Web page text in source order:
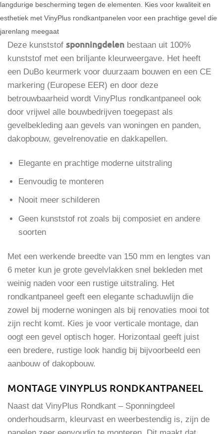
langdurige bescherming tegen de elementen. Kies voor kwaliteit en
esthetiek met VinyPlus rondkantpanelen voor een prachtige gevel die
jarenlang meegaat
Deze kunststof sponningdelen bestaan uit 100%
kunststof met een briljante kleurweergave. Het heeft
een DuBo keurmerk voor duurzaam bouwen en een CE
markering (Europese EER) en door deze
betrouwbaarheid wordt VinyPlus rondkantpaneel ook
door vrijwel alle bouwbedrijven toegepast als
gevelbekleding aan gevels van woningen en panden,
dakopbouw, gevelrenovatie en dakkapellen.
Elegante en prachtige moderne uitstraling
Eenvoudig te monteren
Nooit meer schilderen
Geen kunststof rot zoals bij composiet en andere
soorten
Met een werkende breedte van 150 mm en lengtes van
6 meter kun je grote gevelvlakken snel bekleden met
weinig naden voor een rustige uitstraling. Het
rondkantpaneel geeft een elegante schaduwlijn die
zowel bij moderne woningen als bij renovaties mooi tot
zijn recht komt. Kies je voor verticale montage, dan
oogt een gevel optisch hoger. Horizontaal geeft juist
een bredere, rustige look handig bij bijvoorbeeld een
aanbouw of dakopbouw.
MONTAGE VINYPLUS RONDKANTPANEEL
Naast dat VinyPlus Rondkant – Sponningdeel
onderhoudsarm, kleurvast en weerbestendig is, zijn de